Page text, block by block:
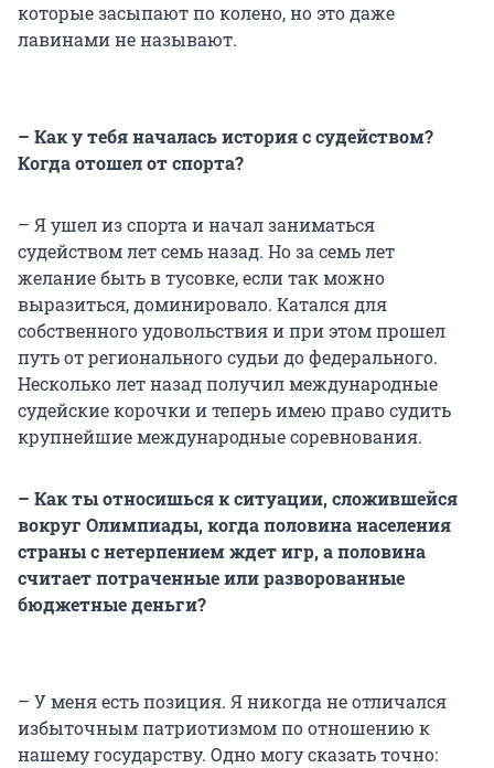
которые засыпают по колено, но это даже
лавинами не называют.
– Как у тебя началась история с судейством?
Когда отошел от спорта?
– Я ушел из спорта и начал заниматься
судейством лет семь назад. Но за семь лет
желание быть в тусовке, если так можно
выразиться, доминировало. Катался для
собственного удовольствия и при этом прошел
путь от регионального судьи до федерального.
Несколько лет назад получил международные
судейские корочки и теперь имею право судить
крупнейшие международные соревнования.
– Как ты относишься к ситуации, сложившейся
вокруг Олимпиады, когда половина населения
страны с нетерпением ждет игр, а половина
считает потраченные или разворованные
бюджетные деньги?
– У меня есть позиция. Я никогда не отличался
избыточным патриотизмом по отношению к
нашему государству. Одно могу сказать точно: